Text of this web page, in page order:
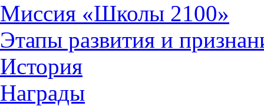
Миссия «Школы 2100»
Этапы развития и
История
Награды